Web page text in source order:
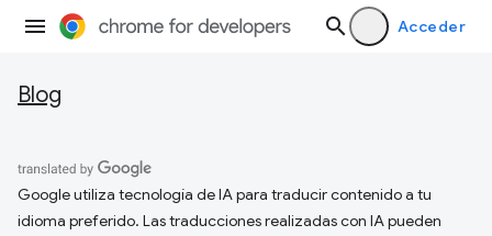
Acceder
Blog
Google utiliza tecnología de IA para traducir contenido a tu
idioma preferido. Las traducciones realizadas con IA pueden